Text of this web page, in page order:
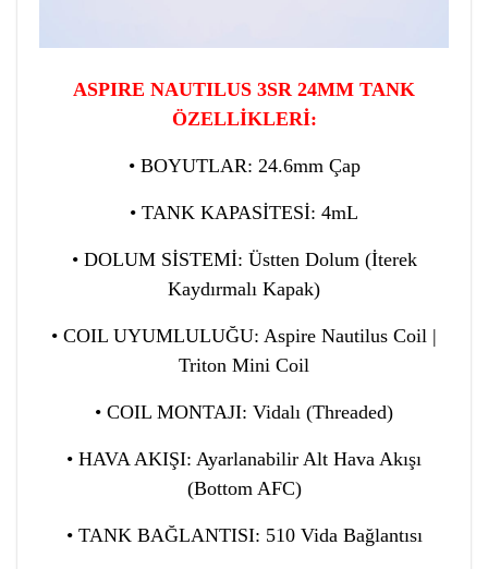
ASPIRE NAUTILUS 3SR 24MM TANK
ÖZELLİKLERİ:
• BOYUTLAR: 24.6mm Çap
• TANK KAPASİTESİ: 4mL
• DOLUM SİSTEMİ: Üstten Dolum (İterek
Kaydırmalı Kapak)
• COIL UYUMLULUĞU: Aspire Nautilus Coil |
Triton Mini Coil
• COIL MONTAJI: Vidalı (Threaded)
• HAVA AKIŞI: Ayarlanabilir Alt Hava Akışı
(Bottom AFC)
• TANK BAĞLANTISI: 510 Vida Bağlantısı